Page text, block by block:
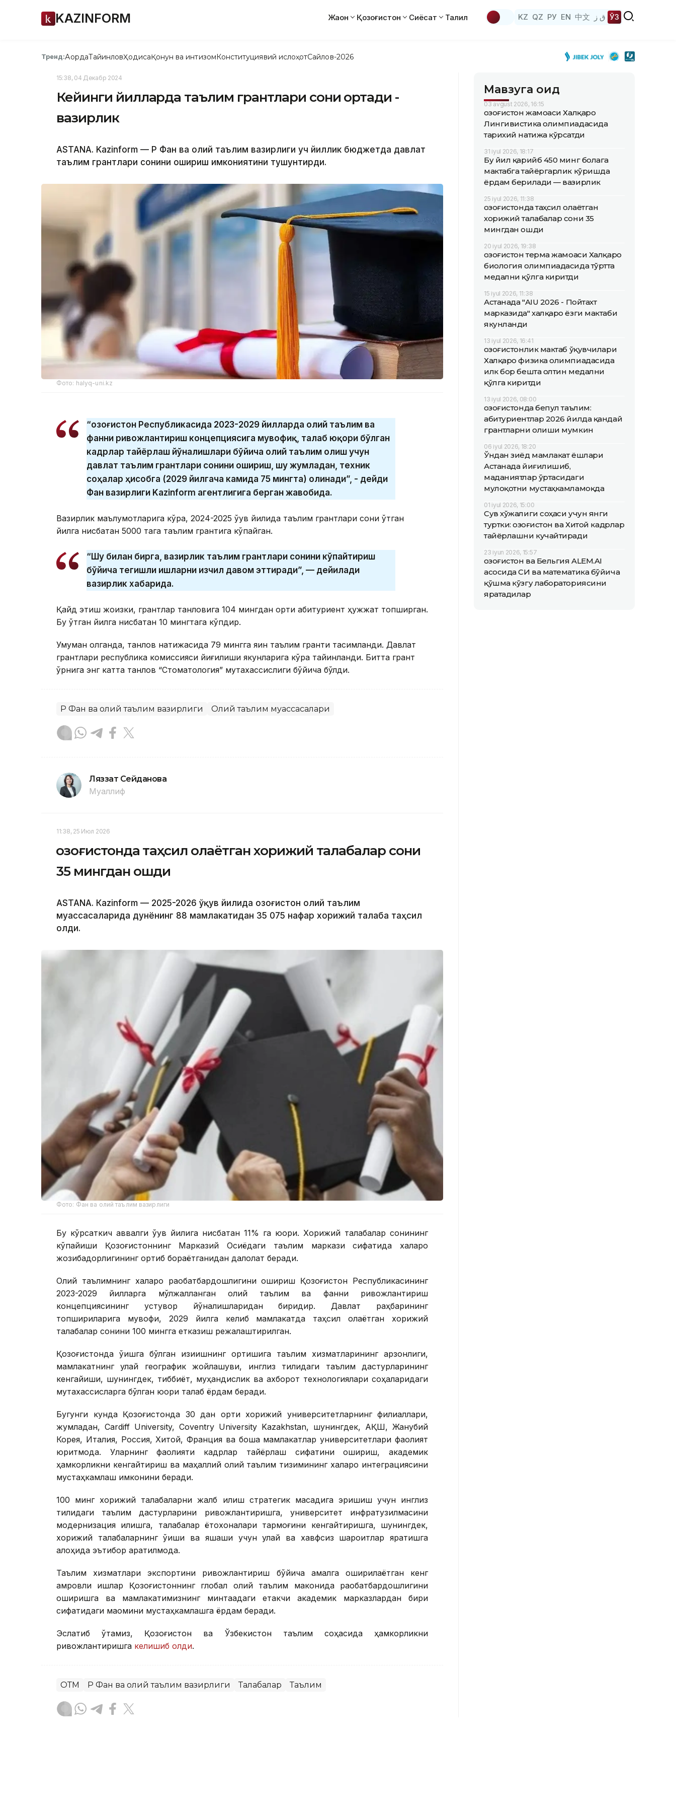
KAZINFORM Жаҳон Қозоғистон Сиёсат Таҳлил KZ QZ РУ EN 中文 ق ز ЎЗ
Тренд:АқордаТайинловҲодисаҚонун ва интизомКонституциявий ислоҳотСайлов-2026
15:38, 04 Декабр 2024
Кейинги йилларда таълим грантлари сони ортади -
вазирлик
ASTANA. Kazinform — ҚР Фан ва олий таълим вазирлиги уч йиллик бюджетда давлат
таълим грантлари сонини ошириш имкониятини тушунтирди.
Фото: halyq-uni.kz
“Қозоғистон Республикасида 2023-2029 йилларда олий таълим ва
фанни ривожлантириш концепциясига мувофиқ, талаб юқори бўлган
кадрлар тайёрлаш йўналишлари бўйича олий таълим олиш учун
давлат таълим грантлари сонини ошириш, шу жумладан, техник
соҳалар ҳисобга (2029 йилгача камида 75 мингта) олинади”, - дейди
Фан вазирлиги Kazinform агентлигига берган жавобида.
Вазирлик маълумотларига кўра, 2024-2025 ўқув йилида таълим грантлари сони ўтган
йилга нисбатан 5000 тага таълим грантига кўпайган.
“Шу билан бирга, вазирлик таълим грантлари сонини кўпайтириш
бўйича тегишли ишларни изчил давом эттиради”, — дейилади
вазирлик хабарида.
Қайд этиш жоизки, грантлар танловига 104 мингдан ортиқ абитуриент ҳужжат топширган.
Бу ўтган йилга нисбатан 10 мингтага кўпдир.
Умуман олганда, танлов натижасида 79 мингга яқин таълим гранти тақсимланди. Давлат
грантлари республика комиссияси йиғилиши якунларига кўра тайинланди. Битта грант
ўрнига энг катта танлов “Стоматология” мутахассислиги бўйича бўлди.
ҚР Фан ва олий таълим вазирлиги Олий таълим муассасалари
Ляззат Сейданова
Муаллиф
11:38, 25 Июл 2026
Қозоғистонда таҳсил олаётган хорижий талабалар сони
35 мингдан ошди
ASTANА. Кazinform — 2025-2026 ўқув йилида Қозоғистон олий таълим
муассасаларида дунёнинг 88 мамлакатидан 35 075 нафар хорижий талаба таҳсил
олди.
Фото: Фан ва олий таълим вазирлиги
Бу кўрсаткич аввалги ўқув йилига нисбатан 11% га юқори. Хорижий талабалар сонининг
кўпайиши Қозоғистоннинг Марказий Осиёдаги таълим маркази сифатида халқаро
жозибадорлигининг ортиб бораётганидан далолат беради.
Олий таълимнинг халқаро рақобатбардошлигини ошириш Қозоғистон Республикасининг
2023-2029 йилларга мўлжалланган олий таълим ва фанни ривожлантириш
концепциясининг устувор йўналишларидан биридир. Давлат раҳбарининг
топшириқларига мувофиқ, 2029 йилга келиб мамлакатда таҳсил олаётган хорижий
талабалар сонини 100 мингга етказиш режалаштирилган.
Қозоғистонда ўқишга бўлган қизиқишнинг ортишига таълим хизматларининг арзонлиги,
мамлакатнинг қулай географик жойлашуви, инглиз тилидаги таълим дастурларининг
кенгайиши, шунингдек, тиббиёт, муҳандислик ва ахборот технологиялари соҳаларидаги
мутахассисларга бўлган юқори талаб ёрдам беради.
Бугунги кунда Қозоғистонда 30 дан ортиқ хорижий университетларнинг филиаллари,
жумладан, Cardiff University, Coventry University Kazakhstan, шунингдек, АҚШ, Жанубий
Корея, Италия, Россия, Хитой, Франция ва бошқа мамлакатлар университетлари фаолият
юритмоқда. Уларнинг фаолияти кадрлар тайёрлаш сифатини ошириш, академик
ҳамкорликни кенгайтириш ва маҳаллий олий таълим тизимининг халқаро интеграциясини
мустаҳкамлаш имконини беради.
100 минг хорижий талабаларни жалб қилиш стратегик мақсадига эришиш учун инглиз
тилидаги таълим дастурларини ривожлантиришга, университет инфратузилмасини
модернизация қилишга, талабалар ётоқхоналари тармоғини кенгайтиришга, шунингдек,
хорижий талабаларнинг ўқиши ва яшаши учун қулай ва хавфсиз шароитлар яратишга
алоҳида эътибор қаратилмоқда.
Таълим хизматлари экспортини ривожлантириш бўйича амалга оширилаётган кенг
қамровли ишлар Қозоғистоннинг глобал олий таълим маконида рақобатбардошлигини
оширишга ва мамлакатимизнинг минтақадаги етакчи академик марказлардан бири
сифатидаги мақомини мустаҳкамлашга ёрдам беради.
Эслатиб ўтамиз, Қозоғистон ва Ўзбекистон таълим соҳасида ҳамкорликни
ривожлантиришга келишиб олди.
ОТМ ҚР Фан ва олий таълим вазирлиги Талабалар Таълим
Мавзуга оид
03 avgust 2026, 16:15
Қозоғистон жамоаси Халқаро
Лингивистика олимпиадасида
тарихий натижа кўрсатди
31 iyul 2026, 18:17
Бу йил қарийб 450 минг болага
мактабга тайёргарлик кўришда
ёрдам берилади — вазирлик
25 iyul 2026, 11:38
Қозоғистонда таҳсил олаётган
хорижий талабалар сони 35
мингдан ошди
20 iyul 2026, 19:38
Қозоғистон терма жамоаси Халқаро
биология олимпиадасида тўртта
медални қўлга киритди
15 iyul 2026, 11:38
Астанада "AIU 2026 - Пойтахт
марказида" халқаро ёзги мактаби
якунланди
13 iyul 2026, 16:41
Қозоғистонлик мактаб ўқувчилари
Халқаро физика олимпиадасида
илк бор бешта олтин медални
қўлга киритди
13 iyul 2026, 08:00
Қозоғистонда бепул таълим:
абитуриентлар 2026 йилда қандай
грантларни олиши мумкин
06 iyul 2026, 18:20
Ўндан зиёд мамлакат ёшлари
Астанада йиғилишиб,
маданиятлар ўртасидаги
мулоқотни мустаҳкамламоқда
01 iyul 2026, 15:00
Сув хўжалиги соҳаси учун янги
туртки: Қозоғистон ва Хитой кадрлар
тайёрлашни кучайтиради
23 iyun 2026, 15:57
Қозоғистон ва Бельгия ALEM.AI
асосида СИ ва математика бўйича
қўшма кўзгу лабораториясини
яратадилар